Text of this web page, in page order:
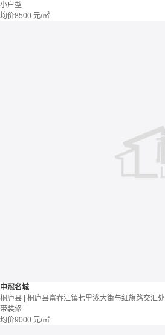
小户型
均价8500 元/㎡
中冠名城
桐庐县 | 桐庐县富春江镇七里泷大街与红旗路交汇处
带装修
均价9000 元/㎡